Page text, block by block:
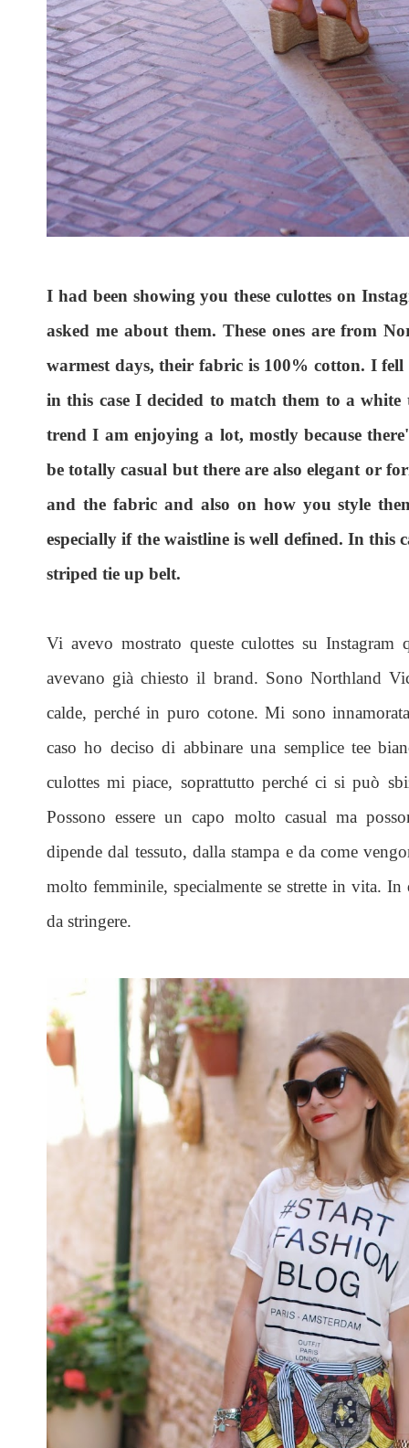
I had been showing you these culottes on
asked me about them. These ones are from
warmest days, their fabric is 100% cotton. I
in this case I decided to match them to a
trend I am enjoying a lot, mostly because
be totally casual but there are also elegant or
and the fabric and also on how you style
especially if the waistline is well defined. In this
striped tie up belt.
Vi avevo mostrato queste culottes su
avevano già chiesto il brand. Sono Northland
calde, perché in puro cotone. Mi sono
caso ho deciso di abbinare una semplice tee
culottes mi piace, soprattutto perché ci si può
Possono essere un capo molto casual ma
dipende dal tessuto, dalla stampa e da come
molto femminile, specialmente se strette in vita. In
da stringere.